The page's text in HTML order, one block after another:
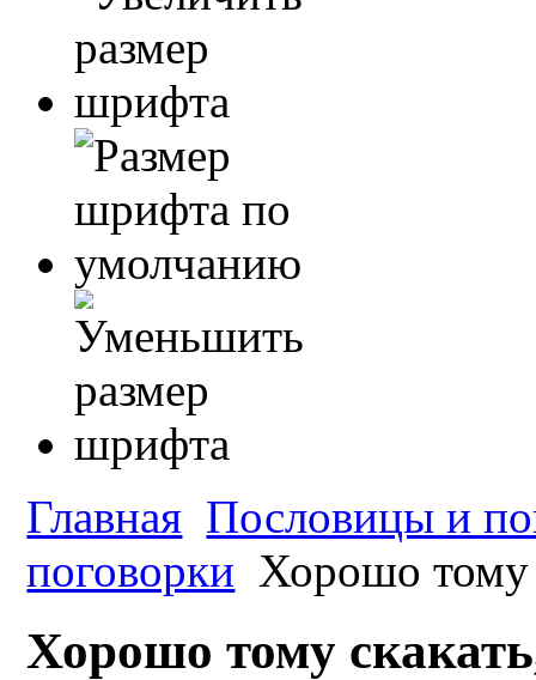
Главная Пословицы и
поговорки Хорошо тому
Хорошо тому